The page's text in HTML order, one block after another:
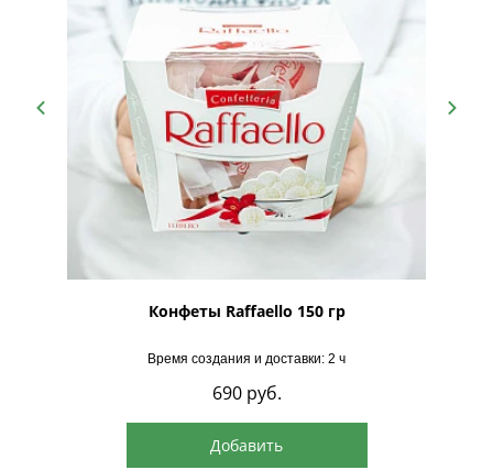
Конфеты Raffaello 150 гр
Время создания и доставки: 2 ч
690 руб.
Добавить